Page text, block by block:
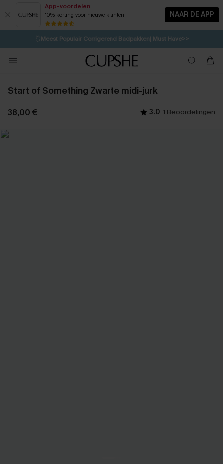
App-voordelen
10% korting voor nieuwe klanten NAAR DE APP
⚡️LAATSTE KANS | Tot 50% korting>>
🩱Meest Populair Corrigerend Badpakken| Must Have>>
💌Abonneer je & ontvang tot 15% korting>>
Koop 3, krijg 15% korting | CODE: SW15
Start of Something Zwarte midi-jurk
38,00 € 3.0 1 Beoordelingen